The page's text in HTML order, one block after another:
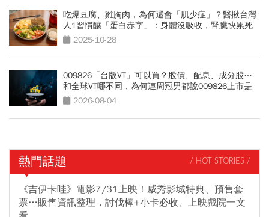
吃爆豆腐、雞胸肉，為何還會「肌少症」？醫揪台灣
人1習慣釀「蛋白赤字」：身體沒吸收，腎臟快累死
2025-10-28
009826「台版VT」可以買？股價、配息、成分股…
和全球VT哪不同，為何連周冠男都說009826上市是
邁大步？
2026-08-04
熱門話題 / HOT STORIES /
《吉伊卡哇》電影7/31上映！威秀影城特典、預售套
票…販售資訊整理，討伐棒+小卡必收、上映戲院一文